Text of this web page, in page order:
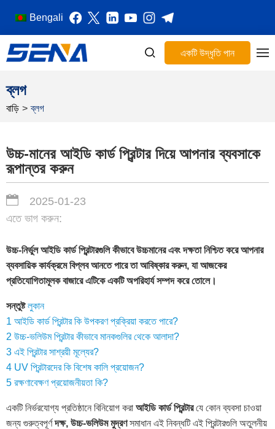
Bengali
একটি উদ্ধৃতি পান
ব্লগ
বাড়ি > ব্লগ
উচ্চ-মানের আইডি কার্ড প্রিন্টার দিয়ে আপনার ব্যবসাকে
রূপান্তর করুন
2025-01-23
এতে ভাগ করুন:
উচ্চ-নির্ভুল আইডি কার্ড প্রিন্টারগুলি কীভাবে উচ্চমানের এবং দক্ষতা নিশ্চিত করে আপনার
ব্যবসায়িক কার্যক্রমে বিপ্লব আনতে পারে তা আবিষ্কার করুন, যা আজকের
প্রতিযোগিতামূলক বাজারে এটিকে একটি অপরিহার্য সম্পদ করে তোলে।
সন্তুষ্ট লুকান
1 আইডি কার্ড প্রিন্টার কি উপকরণ প্রক্রিয়া করতে পারে?
2 উচ্চ-ভলিউম প্রিন্টার কীভাবে মানকগুলির থেকে আলাদা?
3 এই প্রিন্টার সাশ্রয়ী মূল্যের?
4 UV প্রিন্টারদের কি বিশেষ কালি প্রয়োজন?
5 রক্ষণাবেক্ষণ প্রয়োজনীয়তা কি?
একটি নির্ভরযোগ্য প্রতিষ্ঠানে বিনিয়োগ করা আইডি কার্ড প্রিন্টারযে কোন ব্যবসা চাওয়া
জন্য গুরুত্বপূর্ণদক্ষ, উচ্চ-ভলিউম মুদ্রণসমাধান এই নিবন্ধটি এই প্রিন্টারগুলি অতুলনীয়